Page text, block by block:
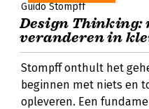
Guido Stompff
Design
veranderen in
Stompff onthult het
beginnen met niets en
opleveren. Een